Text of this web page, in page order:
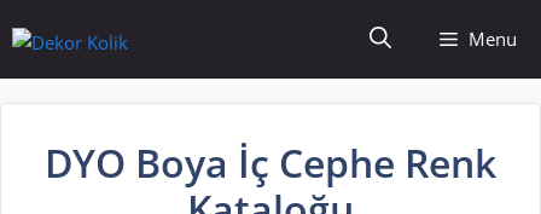
atla
Menu
DYO Boya İç Cephe Renk